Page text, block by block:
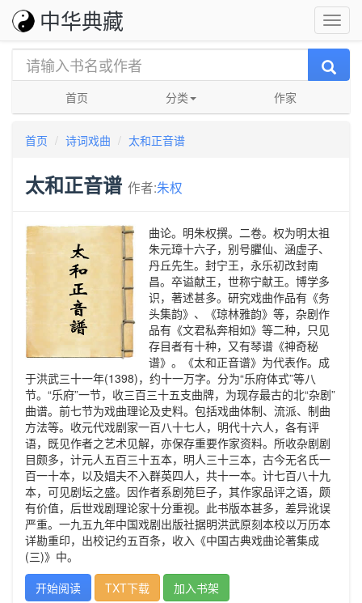
中华典藏
首页 分类 作家
首页 诗词戏曲 太和正音谱
太和正音谱 作者:朱权
曲论。明朱权撰。二卷。权为明太祖
朱元璋十六子，别号臞仙、涵虚子、
丹丘先生。封宁王，永乐初改封南
昌。卒谥献王，世称宁献王。博学多
识，著述甚多。研究戏曲作品有《务
头集韵》、《琼林雅韵》等，杂剧作
品有《文君私奔相如》等二种，只见
存目者有十种，又有琴谱《神奇秘
谱》。《太和正音谱》为代表作。成
于洪武三十一年(1398)，约十一万字。分为“乐府体式”等八
节。“乐府”一节，收三百三十五支曲牌，为现存最古的北“杂剧”
曲谱。前七节为戏曲理论及史料。包括戏曲体制、流派、制曲
方法等。收元代戏剧家一百八十七人，明代十六人，各有评
语，既见作者之艺术见解，亦保存重要作家资料。所收杂剧剧
目颇多，计元人五百三十五本，明人三十三本，古今无名氏一
百一十本，以及娼夫不入群英四人，共十一本。计七百八十九
本，可见剧坛之盛。因作者系剧苑巨子，其作家品评之语，颇
有价值，后世戏剧理论家十分重视。此书版本甚多，差异讹误
严重。一九五九年中国戏剧出版社据明洪武原刻本校以万历本
详勘重印，出校记约五百条，收入《中国古典戏曲论著集成
(三)》中。
开始阅读
TXT下载 加入书架